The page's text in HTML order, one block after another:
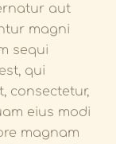
aut
magni
sequi
qui
consectetur,
eius modi
magnam